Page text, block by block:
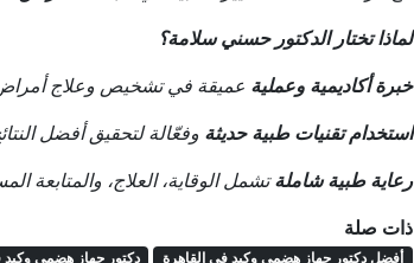
لماذا تختار الدكتور حسني سلامة؟
خبرة أكاديمية وعملية عميقة في تشخيص وعلاج أمراض
استخدام تقنيات طبية حديثة وفعّالة لتحقيق أفضل
رعاية طبية شاملةتشمل الوقاية، العلاج، والمتابعة
ذات صلة
أفضل دكتور جهاز هضمي وكبد في القاهرة دكتور جهاز هضمي وكبد